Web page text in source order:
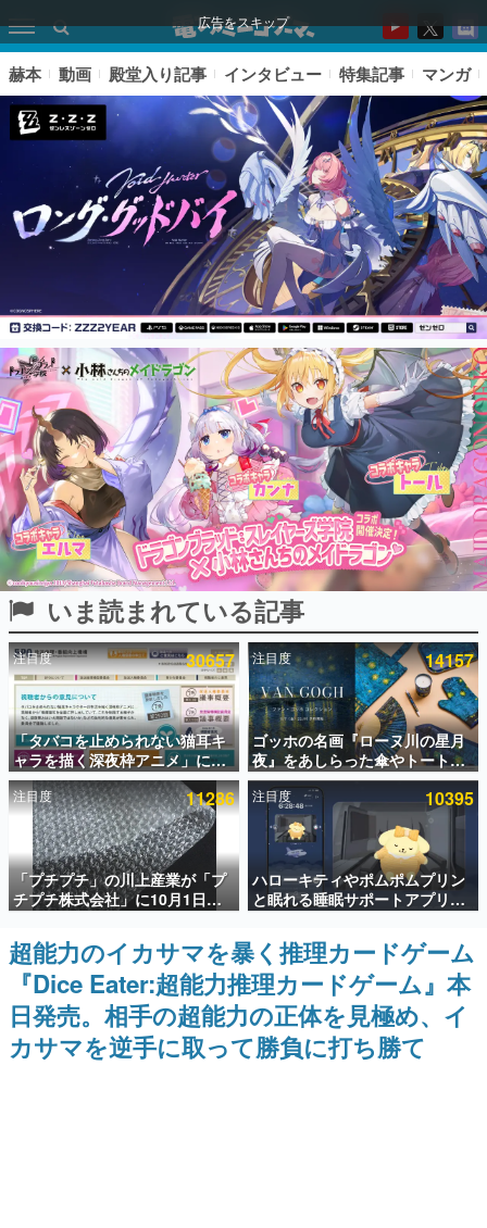
広告をスキップ
ピックアップ
電ファミのいま読まれている記事ランキング
アプリセール情報
インタビュー
連載・特集一覧
殿堂入り記事
SNS拡散数が数千以上！ ページビュー数万以上！ などな
ど。多くの人々に読まれた、電ファミ渾身の“殿堂入り”記
事をまとめました。
ゲームの企画書
名作ゲームクリエイターの方々に製作時のエピソードをお
聞きし、ヒットする企画（ゲーム）とは何か？を探ってい
きます。
赫本
この物語を解いてはいけない。『赫本』は、〈試験問題〉
の形をした短編ホラー小説集です。
新世代に訊く
これからのデジタルゲーム市場を担う若きクリエイター達
の姿を追い、彼らのルーツと情熱を探っていきます。
ゲーム世代の作家たち
ゲームに多大な影響を受けた作家さんに取材し、ゲームが
日本のコンテンツ産業やカルチャーに与えた影響を探る企
画です。
日本モバイルゲーム産業史
日本のモバイルゲーム史における主要なトピック・タイト
赫本 動画 殿堂入り記事 インタビュー 特集記事 マンガ
いま読まれている記事
注目度 30657
「タバコを止められない猫耳キ
ャラを描く深夜枠アニメ」に視
聴者の一部から批判意見。違法
薬物の使用と思しき描写も含め
て、BPOが議論を交わす
注目度 14157
ゴッホの名画『ローヌ川の星月
夜』をあしらった傘やトートバ
ッグなどが登場。8月7日21時よ
り2日間限定で予約販売
注目度 11286
「プチプチ」の川上産業が「プ
チプチ株式会社」に10月1日よ
り社名変更へ。創業58年で初め
ての変更で、“プチッ”と鳴るお
なじみの緩衝材が会社の名前に
注目度 10395
ハローキティやポムポムプリン
と眠れる睡眠サポートアプリ
『ゆめたび』が配信中。キャラ
ごとのASMRや目覚ましアラー
ムも搭載
超能力のイカサマを暴く推理カードゲーム
『Dice Eater:超能力推理カードゲーム』本
日発売。相手の超能力の正体を見極め、イ
カサマを逆手に取って勝負に打ち勝て